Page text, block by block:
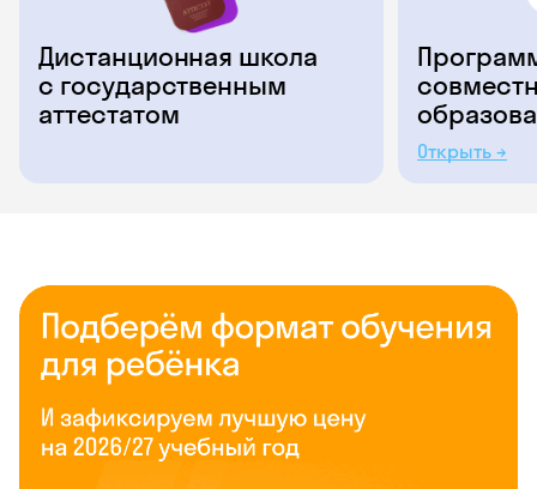
Дистанционная школа
с государственным
аттестатом
Открыть →